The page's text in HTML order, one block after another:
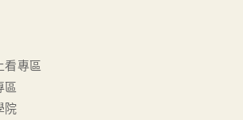
看專區
區
院